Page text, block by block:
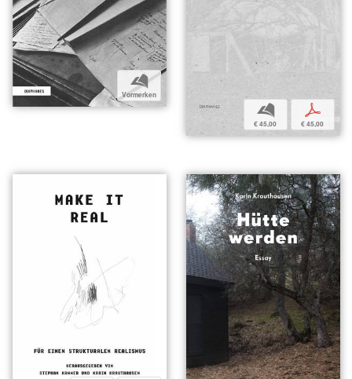
b
Vormerken
b
€ 45,00
p
€ 45,00